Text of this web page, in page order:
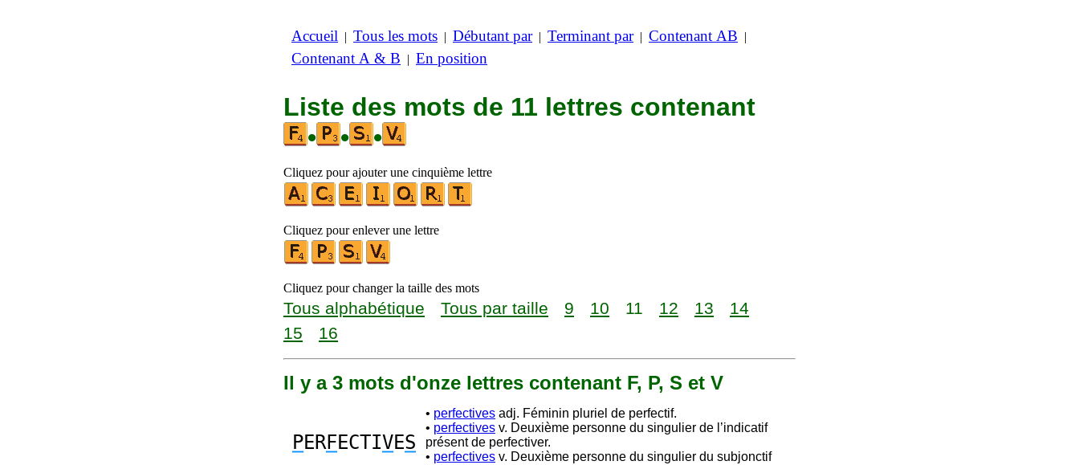
Accueil | Tous les mots | Débutant par| Terminant par| Contenant AB |
Contenant A & B | En position
Liste des mots de 11 lettres contenant
•
• •
Cliquez pour ajouter une cinquième lettre
Cliquez pour enlever une lettre
Cliquez pour changer la taille des mots
Tous alphabétique Tous par taille 9 10 11 12 13
14
15
16
Il y a 3 mots d'onze lettres contenant F, P, S et V
PERFECTIVES
• perfectives adj. Féminin pluriel de perfectif.
• perfectives v. Deuxième personne du singulier de l’indicatif
présent de perfectiver.
• perfectives v. Deuxième personne du singulier du subjonctif